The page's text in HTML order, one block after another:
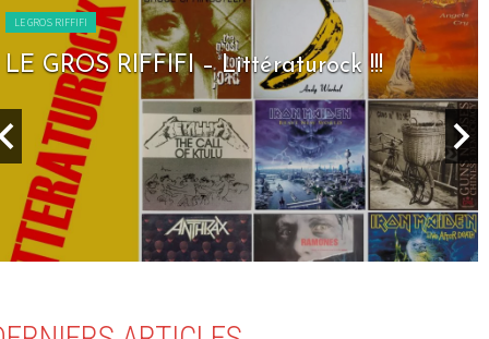
!!!
LE GROS RIFFIFI
LE GROS RIFFIFI –